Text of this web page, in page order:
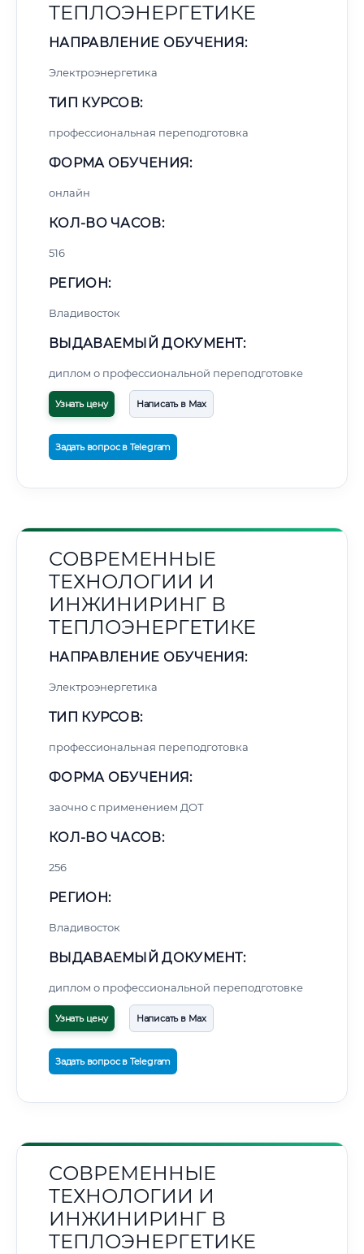
ТЕПЛОЭНЕРГЕТИКЕ
НАПРАВЛЕНИЕ ОБУЧЕНИЯ:
Электроэнергетика
ТИП КУРСОВ:
профессиональная переподготовка
ФОРМА ОБУЧЕНИЯ:
онлайн
КОЛ-ВО ЧАСОВ:
516
РЕГИОН:
Владивосток
ВЫДАВАЕМЫЙ ДОКУМЕНТ:
диплом о профессиональной переподготовке
Узнать цену Написать в Max
Задать вопрос в Telegram
СОВРЕМЕННЫЕ
ТЕХНОЛОГИИ И
ИНЖИНИРИНГ В
ТЕПЛОЭНЕРГЕТИКЕ
НАПРАВЛЕНИЕ ОБУЧЕНИЯ:
Электроэнергетика
ТИП КУРСОВ:
профессиональная переподготовка
ФОРМА ОБУЧЕНИЯ:
заочно с применением ДОТ
КОЛ-ВО ЧАСОВ:
256
РЕГИОН:
Владивосток
ВЫДАВАЕМЫЙ ДОКУМЕНТ:
диплом о профессиональной переподготовке
Узнать цену Написать в Max
Задать вопрос в Telegram
СОВРЕМЕННЫЕ
ТЕХНОЛОГИИ И
ИНЖИНИРИНГ В
ТЕПЛОЭНЕРГЕТИКЕ